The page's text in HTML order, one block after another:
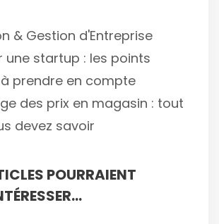
& Gestion d'Entreprise
une startup : les points
prendre en compte
des prix en magasin : tout
devez savoir
POURRAIENT